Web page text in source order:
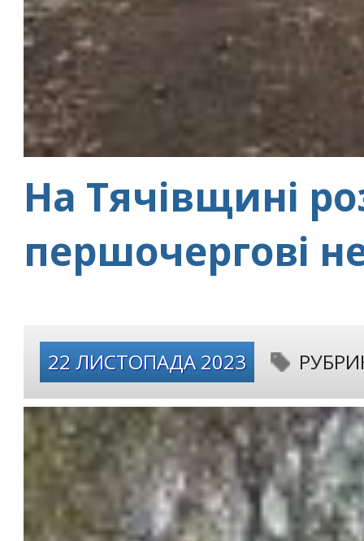
На Тячівщині
першочергові
22 ЛИСТОПАДА 2023